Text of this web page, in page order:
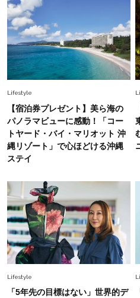
初夏はこれさえ
で即涼しげ＆上
Fashion 2026.5.29
今、40代の「メ
に更新あり！“黒
Fashion 2026.8.5
オシャレ40代の
旬着こなし3選。
Fashion 2026.7.9
スタイリストが
やぐ【甘め黒ア
Fashion 2026.7.25
26年夏は「小ぶ
Lifestyle
【宿泊券プレゼント】美ら海の
パノラマビューに感動！「コー
トヤード・バイ・マリオット 沖
縄リゾート」で心ほどける沖縄
ステイ
Lifestyle
「5年先の目標はない」世界的デ